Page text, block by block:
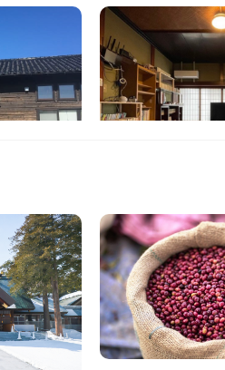
日常な時間を
氷見C邸
富山県 シェアハウス
【駅徒歩4分】遊び心
び場
この家からの距離 42km